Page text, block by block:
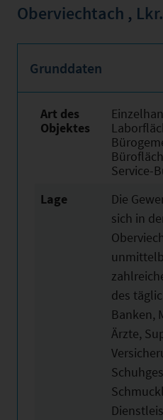
Oberviechtach ,
Grunddaten
Art des
Objektes
Service-
Lage
Die
sich in
des
Banken,
Ärzte,